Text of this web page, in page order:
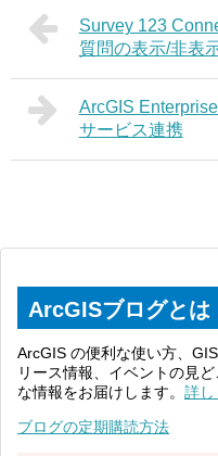
Survey 123
質問の表示/非表
ArcGIS
サービス連携
ArcGISブログとは
ArcGIS の便利な使い方、
リース情報、イベントの見
な情報をお届けします。 詳し
ブログの定期購読方法